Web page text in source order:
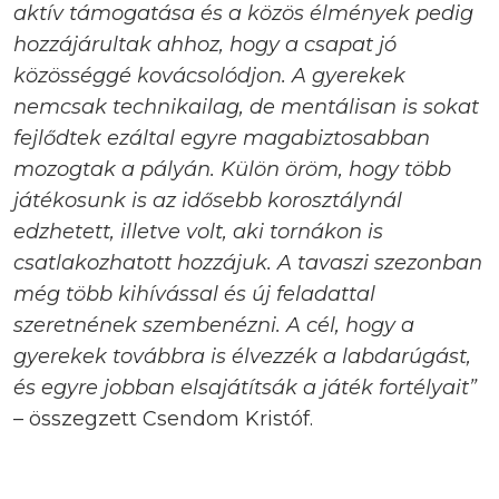
aktív támogatása és a közös élmények pedig
hozzájárultak ahhoz, hogy a csapat jó
közösséggé kovácsolódjon. A gyerekek
nemcsak technikailag, de mentálisan is sokat
fejlődtek ezáltal egyre magabiztosabban
mozogtak a pályán. Külön öröm, hogy több
játékosunk is az idősebb korosztálynál
edzhetett, illetve volt, aki tornákon is
csatlakozhatott hozzájuk. A tavaszi szezonban
még több kihívással és új feladattal
szeretnének szembenézni. A cél, hogy a
gyerekek továbbra is élvezzék a labdarúgást,
és egyre jobban elsajátítsák a játék fortélyait”
– összegzett Csendom Kristóf.